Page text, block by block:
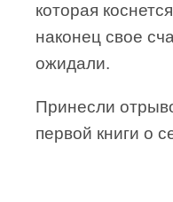
которая
наконец свое
ожидали.
Принесли
первой книги о